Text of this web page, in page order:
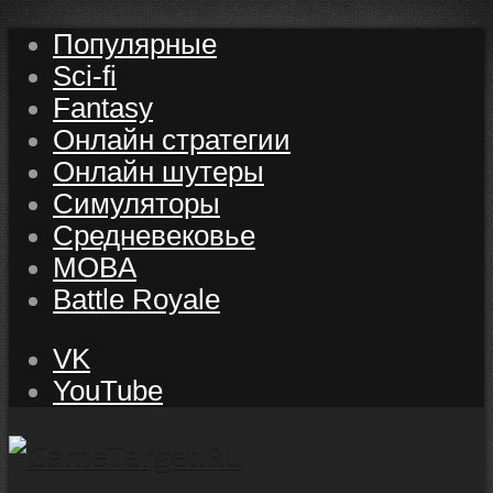
Популярные
Sci-fi
Fantasy
Онлайн стратегии
Онлайн шутеры
Симуляторы
Средневековье
MOBA
Battle Royale
VK
YouTube